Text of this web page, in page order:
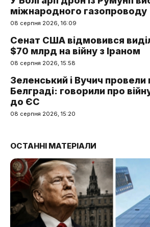
міжнародного газопроводу
08 серпня 2026, 16:09
Сенат США відмовився
$70 млрд на війну з Іраном
08 серпня 2026, 15:58
Зеленський і Вучич
Белграді: говорили про
до ЄС
08 серпня 2026, 15:20
ОСТАННІ МАТЕРІАЛИ